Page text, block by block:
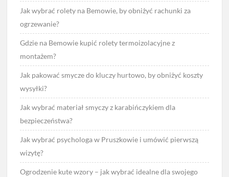
Jak wybrać rolety na Bemowie, by obniżyć rachunki za
ogrzewanie?
Gdzie na Bemowie kupić rolety termoizolacyjne z
montażem?
Jak pakować smycze do kluczy hurtowo, by obniżyć koszty
wysyłki?
Jak wybrać materiał smyczy z karabińczykiem dla
bezpieczeństwa?
Jak wybrać psychologa w Pruszkowie i umówić pierwszą
wizytę?
Ogrodzenie kute wzory – jak wybrać idealne dla swojego